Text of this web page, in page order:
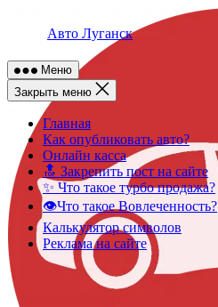
Авто Луганск
Меню
Закрыть меню
Главная
Как опубликовать авто?
Онлайн касса
🔝 Закрепить пост на сайте
✨ Что такое турбо продажа?
👁️Что такое Вовлеченность?
Калькулятор символов
Реклама на сайте